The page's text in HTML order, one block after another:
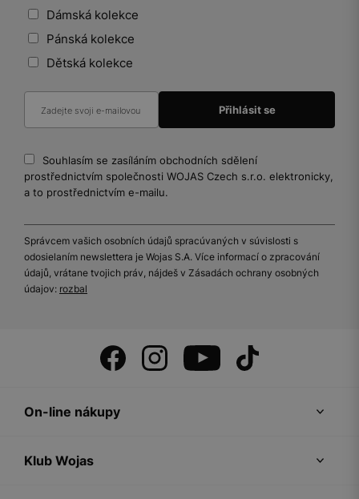
Dámská kolekce
Pánská kolekce
Dětská kolekce
Souhlasím se zasíláním obchodních sdělení
prostřednictvím společnosti WOJAS Czech s.r.o. elektronicky,
a to prostřednictvím e-mailu.
Správcem vašich osobních údajů spracúvaných v súvislosti s
odosielaním newslettera je Wojas S.A. Více informací o zpracování
údajů, vrátane tvojich práv, nájdeš v Zásadách ochrany osobných
údajov: rozbal
On-line nákupy
Klub Wojas